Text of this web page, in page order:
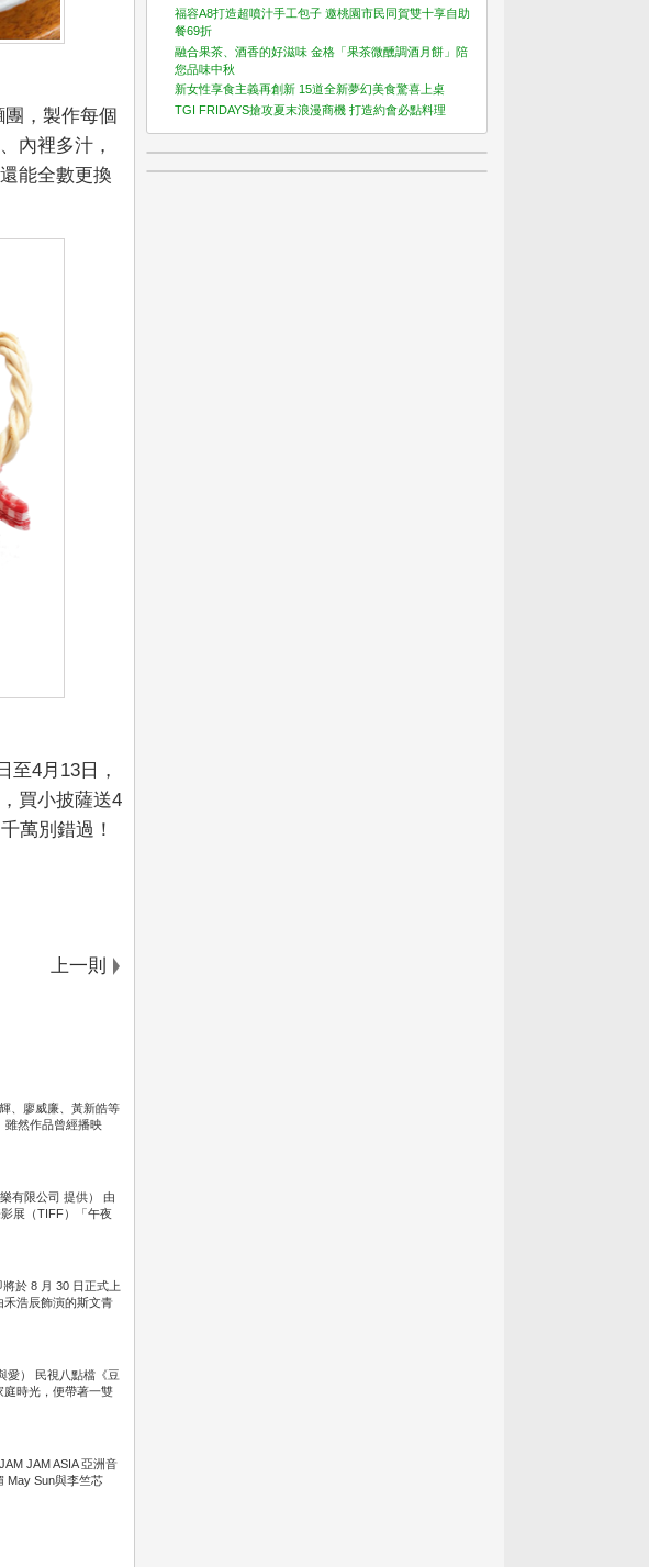
團，製作每個
內裡多汁，
能全數更換
至4月13日，
買小披薩送4
萬別錯過！
上一則
、廖威廉、黃新皓等
雖然作品曾經播映
有限公司 提供） 由
展（TIFF）「午夜
於 8 月 30 日正式上
禾浩辰飾演的斯文青
愛） 民視八點檔《豆
庭時光，便帶著一雙
JAM ASIA 亞洲音
May Sun與李竺芯
福容A8打造超噴汁手工包子 邀桃園市民同賀雙十享自助
餐69折
融合果茶、酒香的好滋味 金格「果茶微醺調酒月餅」陪
您品味中秋
新女性享食主義再創新 15道全新夢幻美食驚喜上桌
TGI FRIDAYS搶攻夏末浪漫商機 打造約會必點料理